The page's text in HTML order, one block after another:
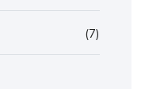
(7)